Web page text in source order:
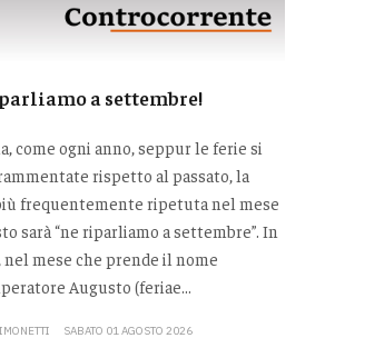
a settembre!
come ogni anno, seppur le ferie si
rispetto al passato, la
frequentemente ripetuta nel mese
sarà “ne riparliamo a settembre”. In
mese che prende il nome
Augusto (feriae...
SABATO 01 AGOSTO 2026